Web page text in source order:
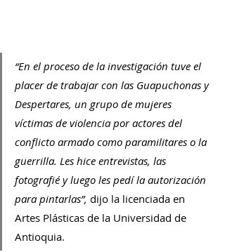
“En el proceso de la investigación tuve el
placer de trabajar con las Guapuchonas y
Despertares, un grupo de mujeres
víctimas de violencia por actores del
conflicto armado como paramilitares o la
guerrilla. Les hice entrevistas, las
fotografié y luego les pedí la autorización
para pintarlas”, dijo la licenciada en
Artes Plásticas de la Universidad de
Antioquia.